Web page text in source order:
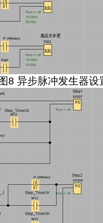
图8 异步脉冲发生器设